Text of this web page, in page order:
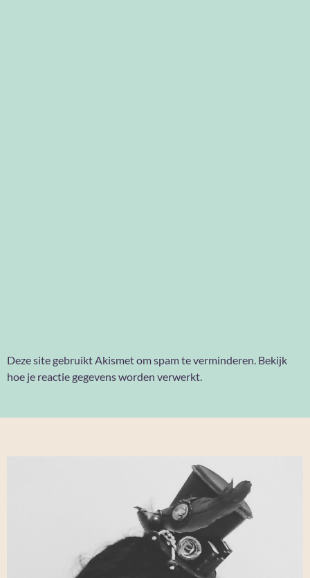
Deze site gebruikt Akismet om spam te verminderen. Bekijk
hoe je reactie gegevens worden verwerkt